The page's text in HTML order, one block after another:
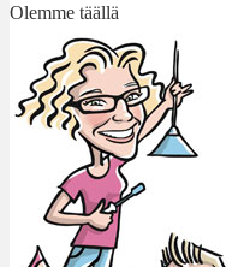
Olemme täällä